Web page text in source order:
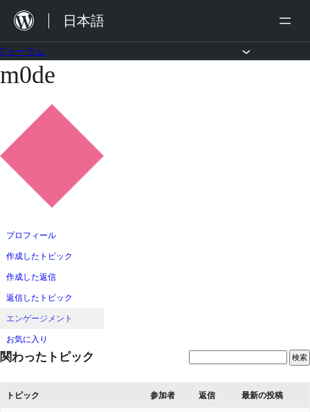
を
ス
日本語
ォーラム
コ
ツ
ッ
プ
m0de
プロフィール
作成したトピック
作成した返信
返信したトピック
エンゲージメント
お気に入り
関わったトピック
トピック 参加者 返信 最新の投稿